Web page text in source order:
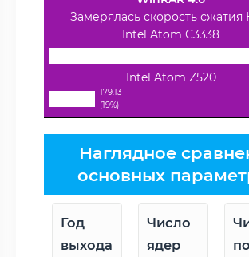
Замерялась скорость сжатия
Intel Atom C3338
Intel Atom Z520
179.13
(19%)
Наглядное
основных
Год
выхода
Число
ядер